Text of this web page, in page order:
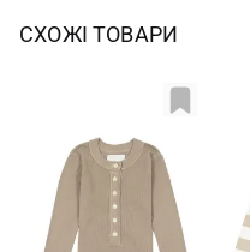
СХОЖІ ТОВАРИ